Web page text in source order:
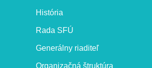
História
Rada SFÚ
Generálny riaditeľ
Organizačná štruktúra